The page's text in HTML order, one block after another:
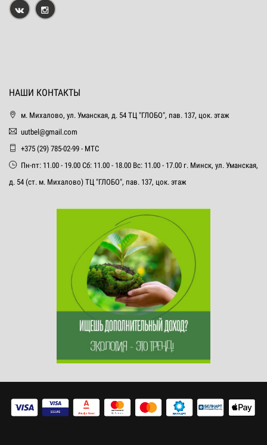
НАШИ КОНТАКТЫ
м. Михалово, ул. Уманская, д. 54 ТЦ "ГЛОБО", пав. 137, цок. этаж
uutbel@gmail.com
+375 (29) 785-02-99 - МТС
Пн-пт: 11.00 - 19.00 Сб: 11.00 - 18.00 Вс: 11.00 - 17.00 г. Минск, ул. Уманская,
д. 54 (ст. м. Михалово) ТЦ "ГЛОБО", пав. 137, цок. этаж